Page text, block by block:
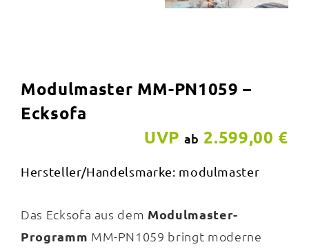
Modulmaster MM-PN1059 –
Ecksofa
UVP ab 2.599,00 €
Hersteller/Handelsmarke: modulmaster
Das Ecksofa aus dem Modulmaster-
Programm MM-PN1059 bringt moderne